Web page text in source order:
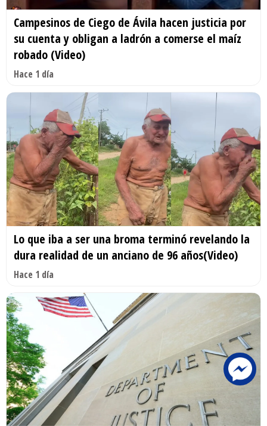
Campesinos de Ciego de Ávila hacen justicia por
su cuenta y obligan a ladrón a comerse el maíz
robado (Video)
Hace 1 día
Lo que iba a ser una broma terminó revelando la
dura realidad de un anciano de 96 años(Video)
Hace 1 día